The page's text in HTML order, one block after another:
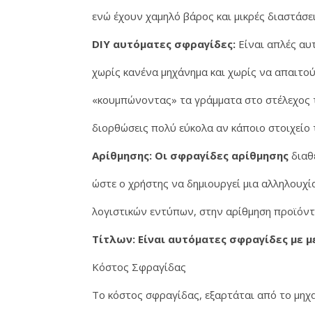
ενώ έχουν χαμηλό βάρος και μικρές
DIY αυτόματες σφραγίδες: Είναι απλές
χωρίς κανένα μηχάνημα και χωρίς να
«κουμπώνοντας» τα γράμματα στο
διορθώσεις πολύ εύκολα αν κάποιο στοιχείο
Αρίθμησης: Οι σφραγίδες αρίθμησης
ώστε ο χρήστης να δημιουργεί μια
λογιστικών εντύπων, στην αρίθμηση
Τίτλων: Είναι αυτόματες σφραγίδες
Κόστος Σφραγίδας
Το κόστος σφραγίδας, εξαρτάται από το